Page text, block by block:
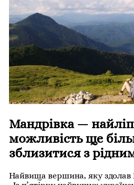
Мандрівка —
можливість ще
зблизитися з
Найвища вершина, яку здолав